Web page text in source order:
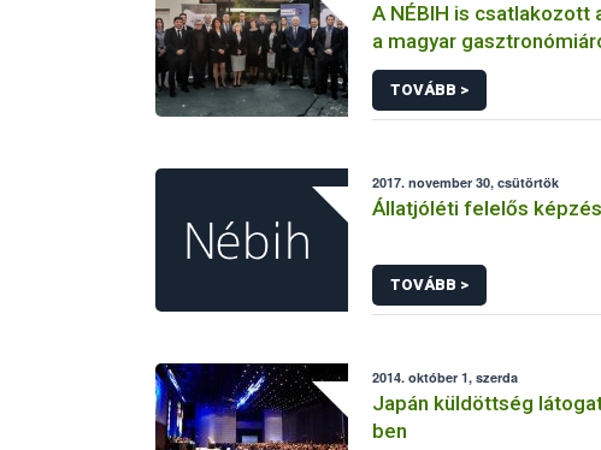
A NÉBIH is csatlakozott
a magyar
megállapodáshoz
TOVÁBB >
2017. november 30, csütörtök
Állatjóléti felelős képzés
TOVÁBB >
2014. október 1, szerda
Japán küldöttség
ben